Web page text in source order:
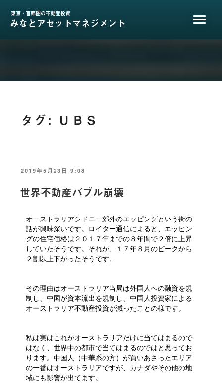
ッ
東京・首都圏の不動産投資
みなとアセットマネジメント
タグ: ＵＢＳ
投
2019年5月23日 9:08
世界不動産バブル崩壊
オーストラリアシドニー郊外のエッピングという街の
話が興味深いです。ロイター通信によると、エッピン
グの住宅価格は２０１７年までの８年間で２倍に上昇
していたそうです。それが、１７年８月のピークから
２割以上下がったそうです。
その理由はオーストラリア当局は外国人への融資を規
制し、中国が資本流出を規制し、中国人投資家による
オーストラリア不動産投資が減ったことの様です。
私は実はこれがオーストラリアだけに当てはまるので
はなく、世界中の都市で当てはまるのではと思ってお
ります。中国人（中華系の方）が買いあさったエリア
の一番はオーストラリアですが、カナダやその他の地
域にも影響が出てます。